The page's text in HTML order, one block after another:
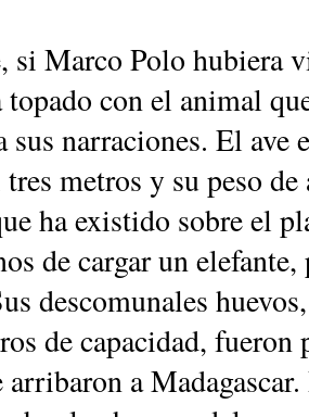
si Marco Polo hubiera
topado con el animal
narraciones. El
metros y su peso
ha existido sobre el
de cargar un
descomunales
de capacidad,
a